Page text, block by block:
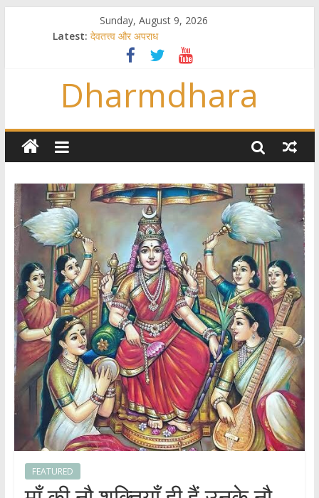
Sunday, August 9, 2026
Latest: देवतत्त्व और अपराध
स्त्रियाँ वेदाधिकारिणी क्यों नहीं हैं
विश्व का सबसे बड़ा और वैज्ञानिक समय गणना तन्त्र
तुम्हीं हो माता, पिता तुम्हीं हो ??
गौ सेवा और राजयोग
Dharmdhara
FEATURED